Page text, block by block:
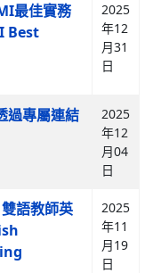
最佳實務
Best
2025
年12
月31
日
過專屬連結
2025
年12
月04
日
語教師英
2025
年11
月19
日